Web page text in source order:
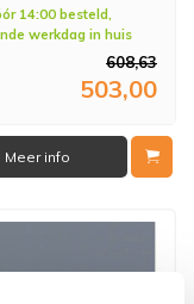
14:00 besteld,
werkdag in huis
608,63
503,00
Meer info